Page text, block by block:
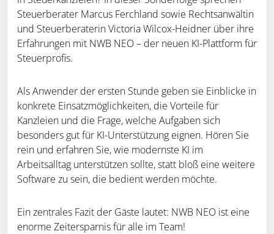
Steuerberater Marcus Ferchland sowie Rechtsanwältin
und Steuerberaterin Victoria Wilcox-Heidner über ihre
Erfahrungen mit NWB NEO – der neuen KI-Plattform für
Steuerprofis.
Als Anwender der ersten Stunde geben sie Einblicke in
konkrete Einsatzmöglichkeiten, die Vorteile für
Kanzleien und die Frage, welche Aufgaben sich
besonders gut für KI-Unterstützung eignen. Hören Sie
rein und erfahren Sie, wie modernste KI im
Arbeitsalltag unterstützen sollte, statt bloß eine weitere
Software zu sein, die bedient werden möchte.
Ein zentrales Fazit der Gäste lautet: NWB NEO ist eine
enorme Zeitersparnis für alle im Team!